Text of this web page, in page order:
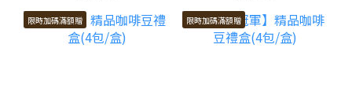
限時加碼滿額贈 限時加碼滿額贈